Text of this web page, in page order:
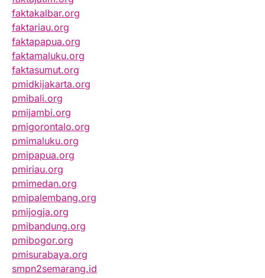
faktakalbar.org
faktariau.org
faktapapua.org
faktamaluku.org
faktasumut.org
pmidkijakarta.org
pmibali.org
pmijambi.org
pmigorontalo.org
pmimaluku.org
pmipapua.org
pmiriau.org
pmimedan.org
pmipalembang.org
pmijogja.org
pmibandung.org
pmibogor.org
pmisurabaya.org
smpn2semarang.id